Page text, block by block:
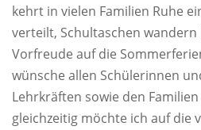
kehrt in vielen Familien Ruhe
verteilt, Schultaschen wandern
Vorfreude auf die
wünsche allen Schülerinnen
Lehrkräften sowie den
gleichzeitig möchte ich auf die